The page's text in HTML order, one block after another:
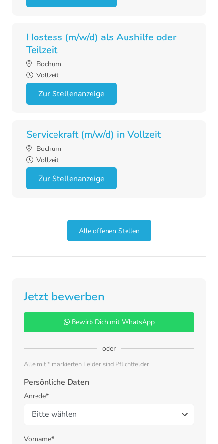
Hostess (m/w/d) als Aushilfe oder
Teilzeit
Bochum
Vollzeit
Zur Stellenanzeige
Servicekraft (m/w/d) in Vollzeit
Bochum
Vollzeit
Zur Stellenanzeige
Alle offenen Stellen
Jetzt bewerben
Bewirb Dich mit WhatsApp
oder
Alle mit * markierten Felder sind Pflichtfelder.
Persönliche Daten
Anrede*
Vorname*